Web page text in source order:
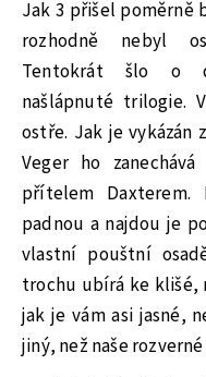
Jak 3 přišel poměrně
rozhodně nebyl
Tentokrát šlo o
našlápnuté trilogie.
ostře. Jak je vykázán
Veger ho
přítelem Daxterem.
padnou a najdou je
vlastní pouštní
trochu ubírá ke klišé,
jak je vám asi jasné,
jiný, než naše